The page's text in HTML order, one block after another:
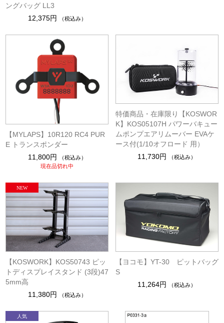
ングバッグ LL3
12,375円
（税込み）
【MYLAPS】10R120 RC4 PUR
E トランスポンダー
11,800円
（税込み）
現在品切れ中
特価商品・在庫限り【KOSWOR
K】KOS05107H パワーバキュー
ムポンプエアリムーバー EVAケ
ース付(1/10オフロード 用）
11,730円
（税込み）
【KOSWORK】KOS50743 ピッ
トディスプレイスタンド (3段)47
5mm高
11,380円
（税込み）
【ヨコモ】YT-30 ピットバッグ
S
11,264円
（税込み）